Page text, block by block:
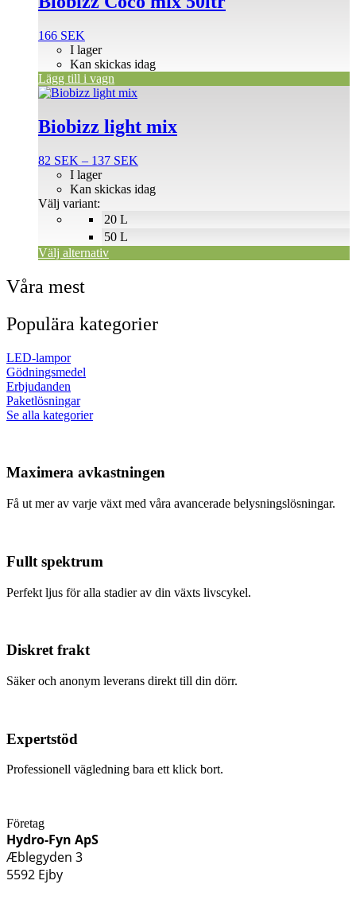
166 SEK
I lager
Kan skickas idag
Lägg till i vagn
Biobizz light mix
82 SEK – 137 SEK
till
20 L
50 L
I lager
Kan skickas idag
Välj variant:
Välj alternativ
Den
produkten
har
varianter.
olika
alternativen
på
produktsidan
Våra mest
Populära kategorier
LED-lampor
Gödningsmedel
Erbjudanden
Paketlösningar
Se alla kategorier
Maximera avkastningen
Få ut mer av varje växt med våra avancerade belysningslösningar.
Fullt spektrum
Perfekt ljus för alla stadier av din växts livscykel.
Diskret frakt
Säker och anonym leverans direkt till din dörr.
Expertstöd
Professionell vägledning bara ett klick bort.
Företag
Hydro-Fyn ApS
Æblegyden 3
5592 Ejby